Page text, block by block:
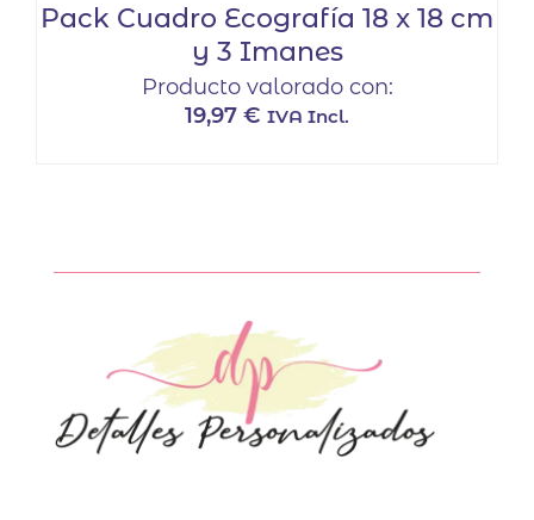
Pack Cuadro Ecografía 18 x 18 cm
y 3 Imanes
Producto valorado con:
19,97 € IVA Incl.